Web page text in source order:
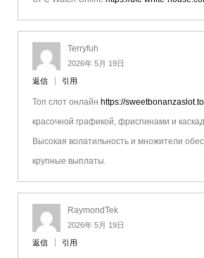
Terryfuh
2026年 5月 19日
返信 引用
Топ слот онлайн https://
красочной графикой, фриспинами и
Высокая волатильность и множители
крупные выплаты.
RaymondTek
2026年 5月 19日
返信 引用